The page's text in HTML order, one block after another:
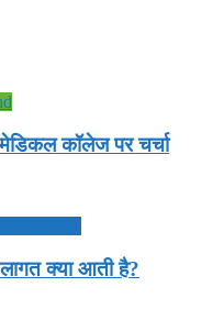
कॉलेज पर चर्चा
क्या आती है?